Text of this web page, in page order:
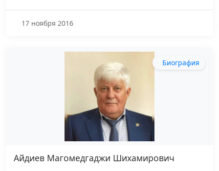
17 ноября 2016
Биография
Айдиев Магомедгаджи Шихамирович